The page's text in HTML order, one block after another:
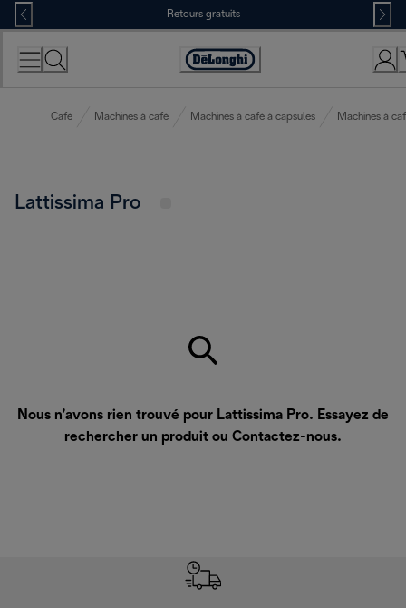
Skip
to
Content
Retours gratuits
Déclaration
Café Machines à café Machines à café à capsules Machines à
Lattissima Pro
Nous n’avons rien trouvé pour Lattissima Pro. Essayez de
rechercher un produit ou Contactez-nous.